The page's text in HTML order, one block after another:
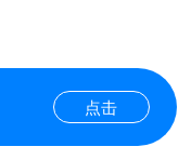
点击